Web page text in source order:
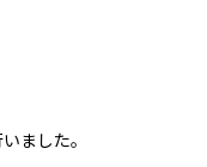
ました。